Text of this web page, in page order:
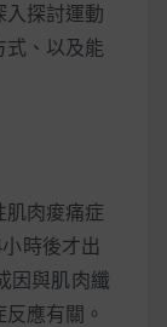
探討運動
、以及能
肉痠痛症
時後才出
因與肌肉纖
應有關。